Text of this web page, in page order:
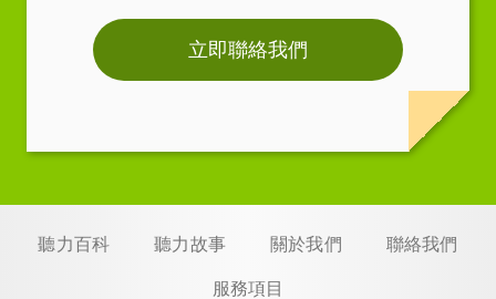
立即聯絡我們
聽力百科 聽力故事 關於我們 聯絡我們
服務項目